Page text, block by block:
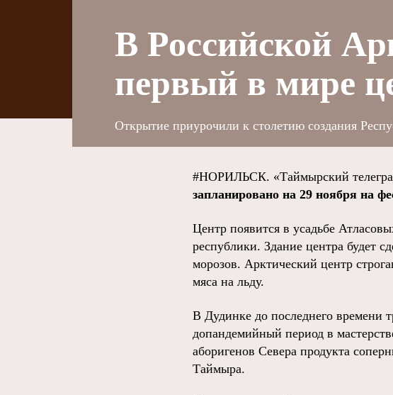
В Российской
первый в мире
Открытие приурочили к столетию создания
#НОРИЛЬСК. «Таймырский
запланировано на 29 ноября на
Центр появится в усадьбе
республики. Здание центра будет
морозов. Арктический центр
мяса на льду.
В Дудинке до последнего времени
допандемийный период в
аборигенов Севера продукта
Таймыра.